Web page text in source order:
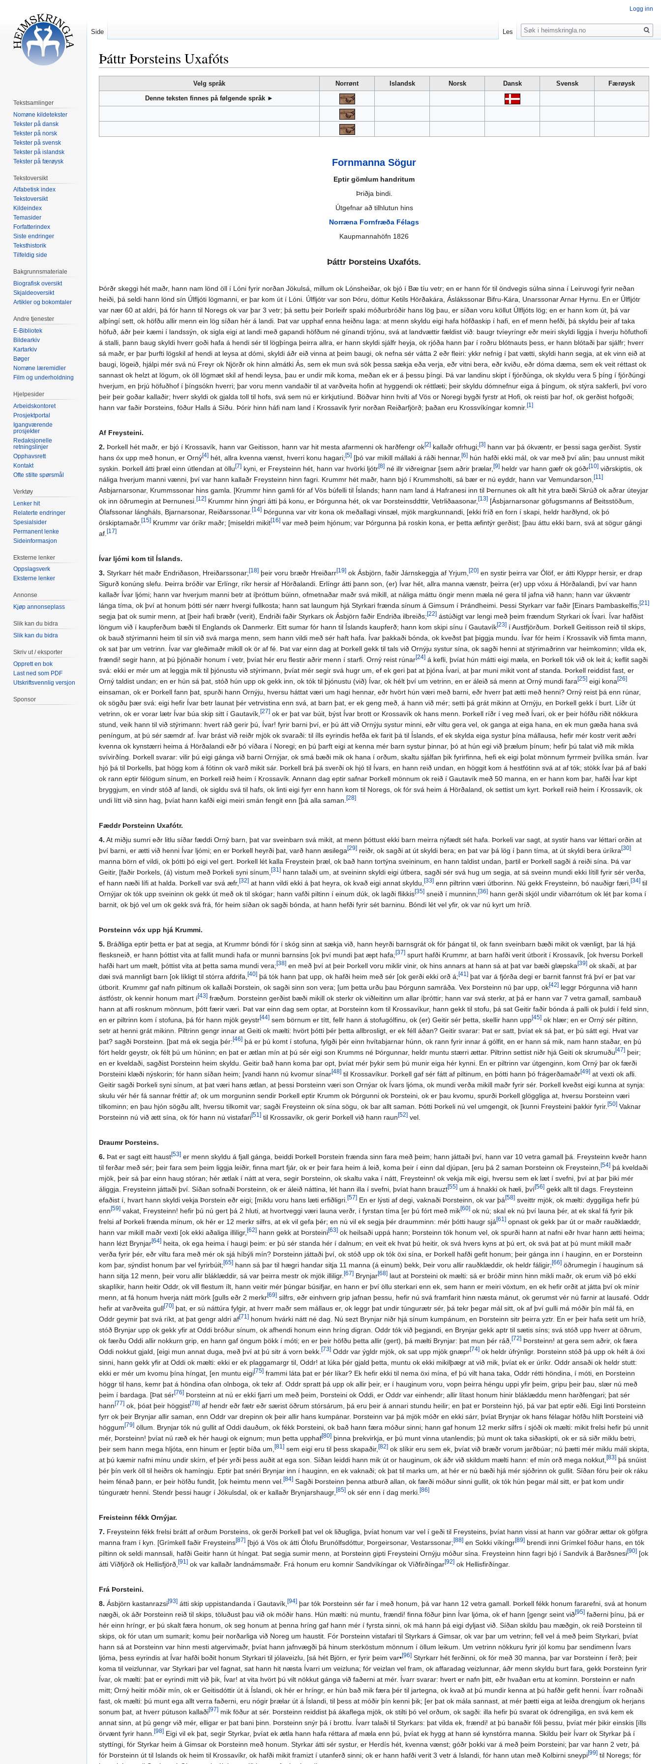
Þáttr Þorsteins Uxafóts
til
til
Velg språk Norrønt Islandsk Norsk Dansk Svensk
Færøysk
Denne teksten finnes på følgende språk ►
Fornmanna Sögur
Eptir gömlum handritum
Þriðja bindi.
Útgefnar að tilhlutun hins
Norræna Fornfræða Félags
Kaupmannahöfn 1826
Þáttr Þorsteins Uxafóts.
Þórðr skeggi hét maðr, hann nam lönd öll í Lóni fyrir norðan Jökulsá, millum ok Lónsheiðar, ok bjó í Bæ tíu vetr; en er hann fór til öndvegis súlna sinna í Leiruvogi fyrir neðan
heiði, þá seldi hann lönd sín Úlfljóti lögmanni, er þar kom út í Lóni. Úlfljótr var son Þóru, dóttur Ketils Hörðakára, Áslákssonar Bifru-Kára, Unarssonar Arnar Hyrnu. En er Úlfljótr
var nær 60 at aldri, þá fór hann til Noregs ok var þar 3 vetr; þá settu þeir Þorleifr spaki móðurbróðir hans lög þau, er síðan voru köllut Úlfljóts lög; en er hann kom út, þá var
alþíngí sett, ok höfðu allir menn ein lög síðan hér á landi. Þat var upphaf enna heiðnu laga: at menn skyldu eigi hafa höfðaskip í hafi, en ef menn hefði, þá skyldu þeir af taka
höfuð, áðr þeir kæmi í landssýn, ok sigla eigi at landi með gapandi höfðum né gínandi trjónu, svá at landvættir fældist við: baugr tvíeyríngr eðr meiri skyldi liggja í hverju höfuthofi
á stalli, þann baug skyldi hverr goði hafa á hendi sér til lögþínga þeirra allra, er hann skyldi sjálfr heyja, ok rjóða hann þar í roðru blótnauts þess, er hann blótaði þar sjálfr; hverr
sá maðr, er þar þurfti lögskil af hendi at leysa at dómi, skyldi áðr eið vinna at þeim baugi, ok nefna sér vátta 2 eðr fleiri: ykkr nefnig í þat vætti, skyldi hann segja, at ek vinn eið at
baugi, lögeið, hjálpi mér svá nú Freyr ok Njörðr ok hinn almátki Ás, sem ek mun svá sök þessa sækja eða verja, eðr vitni bera, eðr kviðu, eðr dóma dæma, sem ek veit réttast ok
sannast ok helzt at lögum, ok öll lögmæt skil af hendi leysa, þau er undir mik koma, meðan ek er á þessu þíngi. Þá var landinu skipt í fjórðúnga, ok skyldu vera 5 þíng í fjórðúngi
hverjum, en þrjú höfuðhof í þíngsókn hverri; þar voru menn vandaðir til at varðveita hofin at hyggendi ok réttlæti; þeir skyldu dómnefnur eiga á þíngum, ok stýra sakferli, því voro
þeir þeir goðar kallaðir; hverr skyldi ok gjalda toll til hofs, svá sem nú er kirkjutíund. Böðvar hinn hvíti af Vös or Noregi bygði fyrstr at Hofi, ok reisti þar hof, ok gerðist hofgoði;
hann var faðir Þorsteins, föður Halls á Síðu. Þórir hinn háfi nam land í Krossavík fyrir norðan Reiðarfjörð; þaðan eru Krossvíkíngar komnir.[1]
Af Freysteini.
2. Þorkell hét maðr, er bjó í Krossavík, hann var Geitisson, hann var hit mesta afarmenni ok harðfengr ok[2] kallaðr ofrhugi;[3] hann var þá ókvæntr, er þessi saga gerðist. Systir
hans óx upp með honun, er Orný[4] hét, allra kvenna vænst, hverri konu hagari;[5] [þó var mikill mállaki á ráði hennar,[6] hún hafði ekki mál, ok var með því alin; þau unnust mikit
syskin. Þorkell átti þræl einn útlendan at öllu[7] kyni, er Freysteinn hét, hann var hvörki ljótr[8] né illr viðreignar [sem aðrir þrælar,[9] heldr var hann gæfr ok góðr[10] viðrskiptis, ok
náliga hverjum manni vænni, því var hann kallaðr Freysteinn hinn fagri. Krummr hét maðr, hann bjó í Krummsholti, sá bær er nú eyddr, hann var Vemundarson,[11]
Asbjarnarsonar, Krummssonar hins gamla. [Krummr hinn gamli fór af Vös búfelli til Íslands; hann nam land á Hafranesi inn til Þernunes ok allt hit ytra bæði Skrúð ok aðrar úteyjar
ok inn öðrumegin at Þernunesi.[12] Krummr hinn ýngri átti þá konu, er Þórgunna hét, ok var Þorsteinsddttir, Vetrliðaasonar,[13] [Ásbjarnarsonar göfugsmanns af Beitsstöðum,
Ólafssonar lángháls, Bjarnarsonar, Reiðarssonar.[14] Þórgunna var vitr kona ok meðallagi vinsæl, mjök margkunnandi, [ekki fríð en forn í skapi, heldr harðlynd, ok þó
örskiptamaðr.[15] Krummr var óríkr maðr; [miseldri mikit[16] var með þeim hjónum; var Þórgunna þá roskin kona, er þetta æfintýr gerðist; [þau áttu ekki barn, svá at sögur gángi
af.[17]
Ívar ljómi kom til Íslands.
3. Styrkarr hét maðr Endriðason, Hreiðarssonar;[18] þeir voru bræðr Hreiðarr[19] ok Ásbjörn, faðir Járnskeggja af Yrjum,[20] en systir þeirra var Ólöf, er átti Klyppr hersir, er drap
Sigurð konúng slefu. Þeirra bróðir var Erlíngr, ríkr hersir af Hörðalandi. Erlíngr átti þann son, (er) Ívar hét, allra manna vænstr, þeirra (er) upp vóxu á Hörðalandi, því var hann
kallaðr Ívar ljómi; hann var hverjum manni betr at íþróttum búinn, ofmetnaðar maðr svá mikill, at náliga máttu öngir menn mæla né gera til jafna við hann; hann var úkvæntr
lánga tíma, ok því at honum þótti sér nærr hvergi fullkosta; hann sat laungum hjá Styrkari frænda sínum á Gimsum í Þrándheimi. Þessi Styrkarr var faðir [Einars Þambaskelfis;[21]
segja þat ok sumir menn, at [þeir hafi bræðr (verit), Endriði faðir Styrkars ok Ásbjörn faðir Endriða ilbreiðs;[22] ástúðigt var lengi með þeim frændum Styrkari ok Ívari. Ívar hafðist
löngum við í kaupferðum bæði til Englands ok Danmerkr. Eitt sumar fór hann til Íslands kaupferð; hann kom skipi sínu í Gautavík[23] í Austfjörðum. Þorkell Geitisson reið til skips,
ok bauð stýrimanni heim til sín við svá marga menn, sem hann vildi með sér haft hafa. Ívar þakkaði bónda, ok kveðst þat þiggja mundu. Ívar fór heim í Krossavík við fimta mann,
ok sat þar um vetrinn. Ívar var gleðimaðr mikill ok ör af fé. Þat var einn dag at Þorkell gekk til tals við Ornýju systur sína, ok sagði henni at stýrimaðrinn var heimkominn; vilda ek,
frændi! segir hann, at þú þjónaðir honum í vetr, þvíat hér eru flestir aðrir menn í starfi. Orný reist rúnar[24] á kefli, þvíat hún mátti eigi mæla, en Þorkell tók við ok leit á; keflit sagði
svá: ekki er mér um at leggja mik til þjónustu við stýrimann, þvíat mér segir svá hugr um, ef ek geri þat at þjóna Ívari, at þar muni mikit vont af standa. Þorkell reiddist fast, er
Orný taldist undan; en er hún sá þat, stóð hún upp ok gekk inn, ok tók til þjónustu (við) Ívar, ok hélt því um vetrinn, en er áleið sá menn at Orný mundi fara[25] eigi kona[26]
einsaman, ok er Þorkell fann þat, spurði hann Ornýju, hversu háttat væri um hagi hennar, eðr hvört hún væri með barni, eðr hverr þat ætti með henni? Orný reist þá enn rúnar,
ok sögðu þær svá: eigi hefir Ívar betr launat þér vetrvistina enn svá, at barn þat, er ek geng með, á hann við mér; setti þá grát mikinn at Ornýju, en Þorkell gekk í burt. Líðr út
vetrinn, ok er vorar lætr Ívar búa skip sitt í Gautavík,[27] ok er þat var búit, býst Ívar brott or Krossavík ok hans menn. Þorkell ríðr í veg með Ívari, ok er þeir hófðu riðit nökkura
stund, veik hann til við stýrimann: hvert ráð gerir þú, Ívar! fyrir barni því, er þú átt við Ornýju systur minni, eðr viltu gera vel, ok ganga at eiga hana, en ek mun gæða hana svá
peníngum, at þú sér sæmdr af. Ívar brást við reiðr mjök ok svaraði: til ílls eyrindis hefða ek farit þá til Íslands, ef ek skylda eiga systur þína mállausa, hefir mér kostr verit æðri
kvenna ok kynstærri heima á Hörðalandi eðr þó víðara í Noregi; en þú þarft eigi at kenna mér barn systur þinnar, þó at hún egi við þrælum þínum; hefir þú talat við mik mikla
svívirðíng. Þorkell svarar: vilir þú eigi gánga við barni Ornýjar, ok smá bæði mik ok hana í orðum, skaltu sjálfan þik fyrirfinna, hefi ek eigi þolat mönnum fyrrmeir þvílíka smán. Ívar
hjó þá til Þorkells, þat högg kom á fótinn ok varð mikit sár. Þorkell brá þá sverði ok hjó til Ívars, en hann reið undan, en höggit kom á hestfótinn svá at af tók; stökk Ívar þá af baki
ok rann eptir félögum sínum, en Þorkell reið heim í Krossavík. Annann dag eptir safnar Þorkell mönnum ok reið í Gautavík með 50 manna, en er hann kom þar, hafði Ívar kipt
bryggjum, en vindr stóð af landi, ok sigldu svá til hafs, ok linti eigi fyrr enn hann kom til Noregs, ok fór svá heim á Hörðaland, ok settist um kyrt. Þorkell reið heim í Krossavík, ok
undi lítt við sinn hag, þvíat hann kafði eigi meiri smán fengit enn [þá alla saman.[28]
Fæddr Þorsteinn Uxafótr.
4. At miðju sumri eðr litlu síðar fæddi Orný barn, þat var sveinbarn svá mikit, at menn þóttust ekki barn meirra nýfædt sét hafa. Þorkeli var sagt, at systir hans var léttari orðin at
því barni, er ætti við henni Ívar ljómi; en er Þorkell heyrði þat, varð hann æsilega[29] reiðr, ok sagði at út skyldi bera; en þat var þá lög í þann tíma, at út skyldi bera úríkra[30]
manna börn ef vildi, ok þótti þó eigi vel gert. Þorkell lét kalla Freystein þræl, ok bað hann tortýna sveininum, en hann taldist undan, þartil er Þorkell sagði á reiði sína. Þá var
Geitir, [faðir Þorkels, (á) vistum með Þorkeli syni sínum,[31] hann talaði um, at sveininn skyldi eigi útbera, sagði sér svá hug um segja, at sá sveinn mundi ekki lítill fyrir sér verða,
ef hann næði lífi at halda. Þorkell var svá æfr,[32] at hann vildi ekki á þat heyra, ok kvað eigi annat skyldu,[33] enn piltrinn væri útborinn. Nú gekk Freysteinn, bó nauðigr færi,[34] til
Ornýjar ok tók upp sveininn ok gekk út með ok til skógar; hann vafði piltinn í einum dúk, ok lagði flikkis[35] sneið í munninn;[36] hann gerði skjól undir viðarrótum ok lét þar koma í
barnit, ok bjó vel um ok gekk svá frá, fór heim síðan ok sagði bónda, at hann hefði fyrir sét barninu. Bóndi lét vel yfir, ok var nú kyrt um hríð.
Þorsteinn vóx upp hjá Krummi.
5. Bráðliga eptir þetta er þat at segja, at Krummr bóndi fór í skóg sinn at sækja við, hann heyrði barnsgrát ok fór þángat til, ok fann sveinbarn bæði mikit ok vænligt, þar lá hjá
flesksneið, er hann þóttist vita at fallit mundi hafa or munni barnsins [ok því mundi þat æpt hafa;[37] spurt hafði Krummr, at barn hafði verit útborit í Krossavík, [ok hversu Þorkell
hafði hart um mælt, þóttist vita at þetta sama mundi vera;[38] en með því at þeir Þorkell voru miklir vinir, ok hins annars at hann sá at þat var bæði glæpska[39] ok skaði, at þar
dæi svá mannligt barn [ok líkligt til stórra afdrifa,[40] þá tók hann þat upp, ok hafði heim með sér [ok gerði ekki orð á;[41] þat var á fjórða degi er barnit fannst frá því er þat var
útborit. Krummr gaf nafn piltinum ok kallaði Þorstein, ok sagði sinn son vera; [um þetta urðu þau Þórgunn samráða. Vex Þorsteinn nú þar upp, ok[42] leggr Þórgunna við hann
ástfóstr, ok kennir honum mart í[43] fræðum. Þorsteinn gerðist bæði mikill ok sterkr ok viðleitinn um allar íþróttir; hann var svá sterkr, at þá er hann var 7 vetra gamall, sambauð
hann at afli rosknum mönnum, þótt færir væri. Þat var einn dag sem optar, at Þorsteinn kom til Krossavíkur, hann gekk til stofu, þá sat Geitir faðir bónda á palli ok þuldi í feld sinn,
en er piltrinn kom í stofuna, þá fór hann mjök geystr[44] sem börnum er títt, fellr hann á stofugólfinu, ok (er) Geitir sér þetta, skellir hann upp[45] ok hlær; en er Orný sér piltinn,
setr at henni grát mikinn. Piltrinn gengr innar at Geiti ok mælti: hvört þótti þér þetta allbrosligt, er ek féll áðan? Geitir svarar: Þat er satt, þvíat ek sá þat, er þú sátt egi. Hvat var
þat? sagði Þorsteinn. [þat má ek segja þér:[46] þá er þú komt í stofuna, fylgði þér einn hvítabjarnar húnn, ok rann fyrir innar á gólfit, en er hann sá mik, nam hann staðar, en þú
fórt heldr geystr, ok félt þú um húninn; en þat er ætlan mín at þú sér eigi son Krumms né Þórgunnar, heldr muntu stærri ættar. Piltrinn settist niðr hjá Geiti ok skrumuðu[47] þeir;
en er kveldaði, sagðist Þorsteinn heim skyldu. Geitir bað hann koma þar opt, þvíat mér þykir sem þú munir eiga hér kynni. En er piltrinn var útgenginn, kom Orný þar ok færði
Þorsteini klæði nýskorin; fór hann síðan heim; [vandi hann nú kvomur sínar[48] til Krossavíkur. Þorkell gaf sér fátt af piltinum, en þótti hann þó frágerðamaðr[49] at vexti ok afli.
Geitir sagði Þorkeli syni sínum, at þat væri hans ætlan, at þessi Þorsteinn væri son Ornýar ok Ívars ljóma, ok mundi verða mikill maðr fyrir sér. Þorkell kveðst eigi kunna at synja:
skulu vér hér fá sannar fréttir af; ok um morguninn sendir Þorkell eptir Krumm ok Þórgunni ok Þorsteini, ok er þau kvomu, spurði Þorkell glöggliga at, hversu Þorsteinn væri
tilkominn; en þau hjón sögðu allt, hversu tilkomit var; sagði Freysteinn ok sína sögu, ok bar allt saman. Þótti Þorkeli nú vel umgengit, ok [kunni Freysteini þakkir fyrir.[50] Vaknar
Þorsteinn nú við ætt sína, ok fór hann nú vistafari[51] til Krossavíkr, ok gerir Þorkell við hann raun[52] vel.
Draumr Þorsteins.
6. Þat er sagt eitt haust[53] er menn skyldu á fjall gánga, beiddi Þorkell Þorstein frænda sinn fara með þeim; hann játtaði því, hann var 10 vetra gamall þá. Freysteinn kveðr hann
til ferðar með sér; þeir fara sem þeim liggja leiðir, finna mart fjár, ok er þeir fara heim á leið, koma þeir í einn dal djúpan, [eru þá 2 saman Þorsteinn ok Freysteinn,[54] þá kveldaði
mjök, þeir sá þar einn haug stóran; hér ætlak í nátt at vera, segir Þorsteinn, ok skaltu vaka í nátt, Freysteinn! ok vekja mik eigi, hversu sem ek læt í svefni, því at þar þiki mér
áliggja. Freysteinn játtaði því. Síðan sofnaði Þorsteinn, ok er áleið náttina, lét hann illa í svefni, þvíat hann brauzt[55] um á hnakki ok hæli, því[56] gekk allt til dags. Freysteinn
efaðist í, hvart hann skyldi vekja Þorstein eðr eigi; [miklu voru hans læti erfiðligri.[57] En er lýsti af degi, vaknaði Þorsteinn, ok var þá[58] sveittr mjök, ok mælti: dyggiliga hefir þú
enn[59] vakat, Freysteinn! hefir þú nú gert þá 2 hluti, at hvortveggi væri launa verðr, í fyrstan tíma [er þú fórt með mik[60] ok nú; skal ek nú því launa þér, at ek skal fá fyrir þik
frelsi af Þorkeli frænda mínum, ok hér er 12 merkr silfrs, at ek vil gefa þér; en nú vil ek segja þér draumminn: mér þótti haugr sjá[61] opnast ok gekk þar út or maðr rauðklæddr,
hann var mikill maðr vexti [ok ekki aðaliga illiligr,[62] hann gekk at Þorsteini[63] ok heilsaði uppá hann; Þorsteinn tók honum vel, ok spurði hann at nafni eðr hvar hann ætti heima;
hann lézt Brynjar[64] heita, ok ega heima í haugi þeim: er þú sér standa hér í dalnum; en veit ek hvat þú heitir, ok svá hvers kyns at þú ert, ok svá þat at þú munt mikill maðr
verða fyrir þér, eðr viltu fara með mér ok sjá híbýli mín? Þorsteinn játtaði því, ok stóð upp ok tók öxi sína, er Þorkell hafði gefit honum; þeir gánga inn í hauginn, en er Þorsteinn
kom þar, sýndist honum þar vel fyrirbúit;[65] hann sá þar til hægri handar sitja 11 manna (á einum) bekk, Þeir voru allir rauðklæddir, ok heldr fáligir;[66] öðrumegin í hauginum sá
hann sitja 12 menn, þeir voru allir bláklæddir, sá var þeirra mestr ok mjök illiligr.[67] Brynjar[68] laut at Þorsteini ok mælti: sá er bróðir minn hinn mikli maðr, ok erum við þó ekki
skaplíkir, hann heitir Oddr, ok vill flestum ílt, hann veitir mér þúngar búsifjar, en hann er því öllu sterkari enn ek, sem hann er meiri vöxtum, en ek hefir orðit at játta því ok mínir
menn, at fá honum hverja nátt mörk [gulls eðr 2 merkr[69] silfrs, eðr einhvern grip jafnan þessu, hefir nú svá framfarit hinn næsta mánut, ok gerumst vér nú farnir at lausafé. Oddr
hefir at varðveita gull[70] þat, er sú náttúra fylgir, at hverr maðr sem mállaus er, ok leggr þat undir túngurætr sér, þá tekr þegar mál sitt, ok af því gulli má móðir þín mál fá, en
Oddr geymir þat svá ríkt, at þat gengr aldri af[71] honum hvárki nátt né dag. Nú sezt Brynjar niðr hjá sínum kumpánum, en Þorsteinn sitr þeirra yztr. En er þeir hafa setit um hríð,
stóð Brynjar upp ok gekk yfir at Oddi bróður sínum, ok afhendi honum einn hríng digran. Oddr tók við þegjandi, en Brynjar gekk aptr til sætis síns; svá stóð upp hverr at öðrum,
ok færðu Oddi allir nokkurn grip, en hann gaf öngum þökk í móti; en er þeir höfðu þetta allir (gert), þá mælti Brynjar: þat mun þér ráð,[72] Þorsteinn! at gera sem aðrir, ok færa
Oddi nokkut gjald, [eigi mun annat duga, með því at þú sitr á vorn bekk.[73] Oddr var ýgldr mjök, ok sat upp mjök gnæpr[74] ok heldr úfrýnligr. Þorsteinn stóð þá upp ok hélt á öxi
sinni, hann gekk yfir at Oddi ok mælti: ekki er ek plaggamargr til, Oddr! at lúka þér gjald þetta, muntu ok ekki mikilþægr at við mik, þvíat ek er úríkr. Oddr ansaði ok heldr stutt:
ekki er mér um kvomu þína híngat, [en muntu eigi[75] frammi láta þat er þér líkar? Ek hefir ekki til nema öxi mína, ef þú vilt hana taka, Oddr rétti höndina, í móti, en Þorsteinn
höggr til hans, kemr þat á höndina ofan olnboga, ok tekr af. Oddr spratt þá upp ok allir þeir, er í hauginum voru, vopn þeirra héngu uppi yfir þeim, gripu þeir þau, slær nú með
þeim í bardaga. [Þat sér[76] Þorsteinn at nú er ekki fjarri um með þeim, Þorsteini ok Oddi, er Oddr var einhendr; allir lítast honum hinir bláklæddu menn harðfengari; þat sér
hann[77] ok, þóat þeir höggist[78] af hendr eðr fætr eðr særist öðrum stórsárum, þá eru þeir á annari stundu heilir; en þat er Þorsteinn hjó, þá var þat eptir eðli. Eigi linti Þorsteinn
fyrr ok þeir Brynjar allir saman, enn Oddr var drepinn ok þeir allir hans kumpánar. Þorsteinn var þá mjök móðr en ekki sárr, þvíat Brynjar ok hans félagar höfðu hlíft Þorsteini við
höggum[79] öllum. Brynjar tók nú gullit af Oddi dauðum, ok fékk Þorsteini, ok bað hann færa móður sinni; hann gaf honum 12 merkr silfrs í sjóði ok mælti: mikit frelsi hefir þú unnit
mér, Þorsteinn! þvíat nú ræð ek hér haugi ok eignum; mun þetta upphaf[80] þinna þrekvirkja, er þú munt vinna utanlendis; þú munt ok taka siðaskipti, ok er sá siðr miklu betri,
þeir sem hann mega hljóta, enn hinum er [eptir bíða um,[81] sem eigi eru til þess skapaðir,[82] ok slíkir eru sem ek, þvíat við bræðr vorum jarðbúar; nú þætti mér miklu máli skipta,
at þú kæmir nafni mínu undir skírn, ef þér yrði þess auðit at ega son. Síðan leiddi hann mik út or hauginum, ok áðr við skildum mælti hann: ef mín orð mega nokkut,[83] þá snúist
þér þín verk öll til heiðrs ok hamíngju. Eptir þat snéri Brynjar inn í hauginn, en ek vaknaði; ok þat til marks um, at hér er nú bæði hjá mér sjóðrinn ok gullit. Síðan fóru þeir ok ráku
heim fénað þann, er þeir höfðu fundit, [ok heimtu menn vel.[84] Sagði Þorsteinn þenna atburð allan, ok færði móður sinni gullit, ok tók hún þegar mál sitt, er þat kom undir
túngurætr henni. Stendr þessi haugr í Jökulsdal, ok er kallaðr Brynjarshaugr,[85] ok sér enn í dag merki.[86]
Freisteinn fékk Ornýjar.
7. Freysteinn fékk frelsi brátt af orðum Þorsteins, ok gerði Þorkell þat vel ok liðugliga, þvíat honum var vel í geði til Freysteins, þvíat hann vissi at hann var góðrar ættar ok göfgra
manna fram í kyn. [Grímkell faðir Freysteins[87] [bjó á Vös ok átti Ólofu Brunólfsdóttur, Þorgeirsonar, Vestarssonar;[88] en Sokki víkíngr[89] brendi inni Grímkel föður hans, en tók
piltinn ok seldi mannsali, hafði Geitir hann út híngat. Þat segja sumir menn, at Þorsteinn gipti Freysteini Ornýju móður sína. Freysteinn hinn fagri bjó í Sandvík á Barðsnesi[90] [ok
átti Víðfjörð ok Hellisfjörð,[91] ok var kallaðr landnámsmaðr. Frá honum eru komnir Sandvíkíngar ok Víðfirðíngar[92] ok Hellisfirðíngar.
Frá Þorsteini.
8. Ásbjörn kastanrazsi[93] átti skip uppistandanda í Gautavík,[94] þar tók Þorsteinn sér far í með honum, þá var hann 12 vetra gamall. Þorkell fékk honum fararefni, svá at honum
nægði, ok áðr Þorsteinn reið til skips, töluðust þau við ok móðir hans. Hún mælti: nú muntu, frændi! finna föður þinn Ívar ljóma, ok ef hann [gengr seint við[95] faðerni þínu, þá er
hér einn hríngr, er þú skalt færa honum, ok seg honum at þenna hríng gaf hann mér í fyrsta sinni, ok má hann þá eigi dyljast við. Síðan skildu þau mæðgin, ok reið Þorsteinn til
skips, ok fór utan um sumarit; komu þeir norðarliga við Noreg um haustit. Fór Þorsteinn vistafari til Styrkars á Gimsar, ok var þar um vetrinn; fell vel á með þeim Styrkari, þvíat
hann sá at Þorsteinn var hinn mesti atgervimaðr, þvíat hann jafnvægði þá hinum sterköstum mönnum í öllum leikum. Um vetrinn nökkuru fyrir jól komu þar sendimenn Ívars
ljóma, þess eyrindis at Ívar hafði boðit honum Styrkari til jólaveizlu, [sá hét Björn, er fyrir þeim var•[96] Styrkarr hét ferðinni, ok fór með 30 manna, þar var Þorsteinn í ferð; þeir
koma til veizlunnar, var Styrkari þar vel fagnat, sat hann hit næsta Ívarri um veizluna; fór veizlan vel fram, ok affaradag veizlunnar, áðr menn skyldu burt fara, gekk Þorsteinn fyrir
Ívar, ok mælti: þat er eyrindi mitt við þik, Ívar! at vita hvört þú vilt nökkut gánga við faðerni at mér. Ívarr svarar: hvert er nafn þitt, eðr hvaðan ertu at kominn. Þorsteinn er nafn
mitt; Orný heitir móðir mín, ok er Geitisdóttir út á Íslandi, ok hér er hríngr, er hún bað mik færa þér til jartegna, ok kvað at þú mundir kenna at þú hafðir gefit henni. Ívarr roðnaði
fast, ok mælti: þú munt ega allt verra faðerni, eru nógir þrælar út á Íslandi, til þess at móðir þín kenni þik; [er þat ok mála sannast, at mér þætti eiga at leiða drengjum ok herjans
sonum þat, at hverr pútuson kallaði[97] mik föður at sér. Þorsteinn reiddist þá ákaflega mjök, ok stilti þó vel orðum, ok sagði: illa hefir þú svarat ok ódrengiliga, en svá kem ek
annat sinn, at þú gengr við mér, elligar er þat bani þinn. Þorsteinn snýr þá í brottu. Ívarr talaði til Styrkars: þat vilda ek, frændi! at þú banaðir fóli þessu, þvíat mér þikir einskis [ílls
örvænt fyrir hann.[98] Eigi vil ek þat, segir Styrkar, þvíat ek ætla hann hafa réttara af mæla enn þú, þvíat ek hygg at hann sé kynstórra manna. Skildu þeir Ívarr ok Styrkar þá í
styttíngi, fór Styrkar heim á Gimsar ok Þorsteinn með honum. Styrkar átti sér systur, er Herdís hét, kvenna vænst; góðr þokki var á með þeim Þorsteini; þar var hann 2 vetr, þá
fór Þorsteinn út til Islands ok heim til Krossavíkr, ok hafði mikit framizt í utanferð sinni; ok er hann hafði verit 3 vetr á Islandi, fór hann utan með Kolbirni sneypi[99] til Noregs; fór
Logg inn
Side Les
Søk
Tekstsamlinger
Norrøne kildetekster
Tekster på dansk
Tekster på norsk
Tekster på svensk
Tekster på islandsk
Tekster på færøysk
Tekstoversikt
Alfabetisk index
Tekstoversikt
Kildeindex
Temasider
Forfatterindex
Siste endringer
Teksthistorik
Tilfeldig side
Bakgrunnsmateriale
Biografisk oversikt
Skjaldeoversikt
Artikler og bokomtaler
Andre tjenester
E-Bibliotek
Bildearkiv
Kartarkiv
Bøger
Norrøne læremidler
Film og underholdning
Hjelpesider
Arbeidskontoret
Prosjektportal
Igangværende
prosjekter
Redaksjonelle
retningslinjer
Opphavsrett
Kontakt
Ofte stilte spørsmål
Verktøy
Lenker hit
Relaterte endringer
Spesialsider
Permanent lenke
Sideinformasjon
Eksterne lenker
Oppslagsverk
Eksterne lenker
Annonse
Kjøp annonseplass
Slik kan du bidra
Slik kan du bidra
Skriv ut / eksporter
Opprett en bok
Last ned som PDF
Utskriftsvennlig versjon
Sponsor